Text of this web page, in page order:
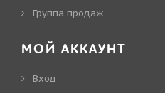
Группа продаж
МОЙ АККАУНТ
Вход